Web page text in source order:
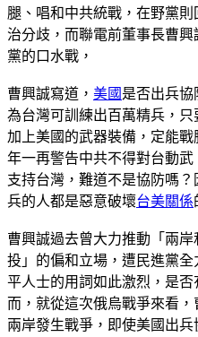
腿、唱和中共統戰，在野黨
治分歧，而聯電前董事長曹
黨的口水戰，
曹興誠寫道， 美國 是否出兵協
為台灣可訓練出百萬精兵，只
加上美國的武器裝備，定能
年一再警告中共不得對台動
支持台灣，難道不是協防嗎
兵的人都是惡意破壞台美關係
曹興誠過去曾大力推動「兩
投」的偏和立場，遭民進黨
平人士的用詞如此激烈，是
而，就從這次俄烏戰爭來看
兩岸發生戰爭，即使美國出